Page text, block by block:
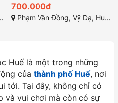
700.000đ
Phạm Văn Đồng, Vỹ Dạ, Huế, Thừa Thiên Huế
Huế là một trong những
của thành phố Huế, nơi
tới. Tại đây, không chỉ có
và vui chơi mà còn có sự